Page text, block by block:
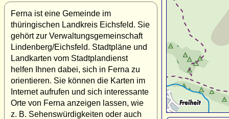
Ferna ist eine Gemeinde im
thüringischen Landkreis Eichsfeld. Sie
gehört zur Verwaltungsgemeinschaft
Lindenberg/Eichsfeld. Stadtpläne und
Landkarten vom Stadtplandienst
helfen Ihnen dabei, sich in Ferna zu
orientieren. Sie können die Karten im
Internet aufrufen und sich interessante
Orte von Ferna anzeigen lassen, wie
z. B. Sehenswürdigkeiten oder auch